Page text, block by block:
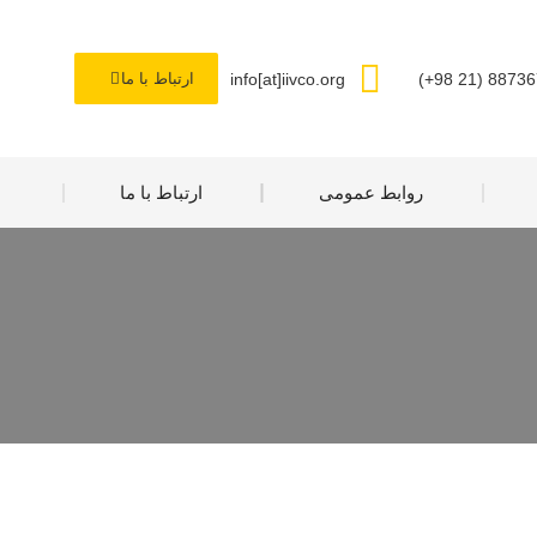
info[at]iivco.org ارتباط با ما
روابط عمومی ارتباط با ما